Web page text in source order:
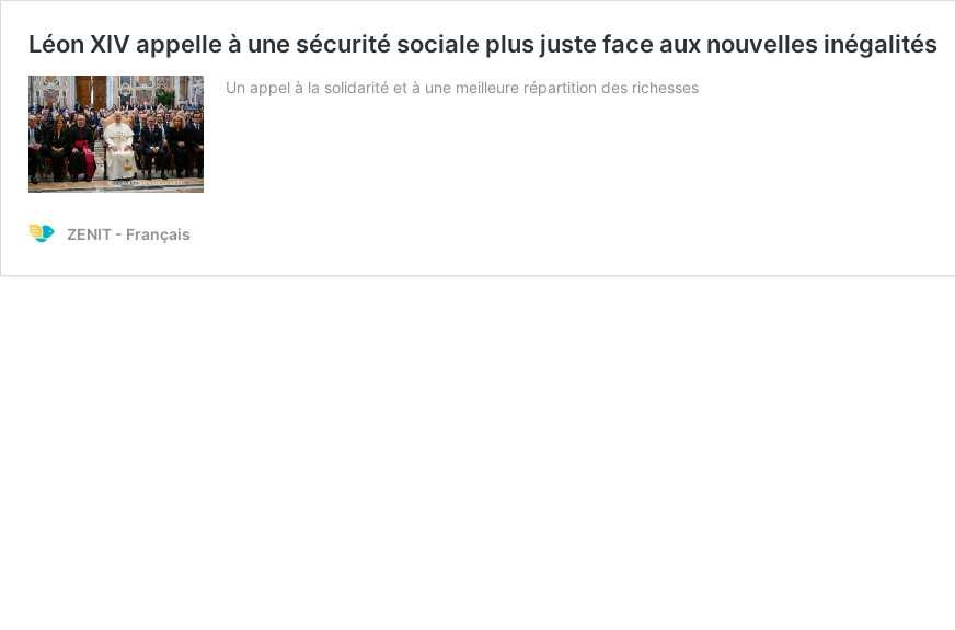
Léon XIV appelle à une sécurité sociale plus juste face aux nouvelles inégalités
Un appel à la solidarité et à une meilleure répartition des richesses
ZENIT - Français